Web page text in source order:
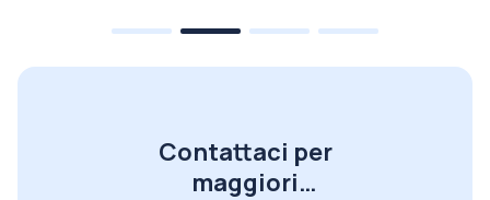
Contattaci per
maggiori